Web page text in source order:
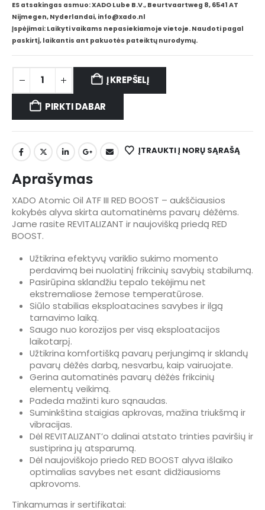
ES atsakingas asmuo: XADO Lube B.V., Beurtvaartweg 8, 6541 AT
Nijmegen, Nyderlandai, info@xado.nl
Įspėjimai: Laikyti vaikams nepasiekiamoje vietoje. Naudoti pagal
paskirtį, laikantis ant pakuotės pateiktų nurodymų.
Į KREPŠELĮ
PIRKTI DABAR
ĮTRAUKTI Į NORŲ SĄRAŠĄ
Aprašymas
XADO Atomic Oil ATF III RED BOOST – aukščiausios
kokybės alyva skirta automatinėms pavarų dėžėms.
Jame rasite REVITALIZANT ir naujovišką priedą RED
BOOST.
Užtikrina efektyvų variklio sukimo momento
perdavimą bei nuolatinį frikcinių savybių stabilumą.
Pasirūpina sklandžiu tepalo tekėjimu net
ekstremaliose žemose temperatūrose.
Siūlo stabilias eksploatacines savybes ir ilgą
tarnavimo laiką.
Saugo nuo korozijos per visą eksploatacijos
laikotarpį.
Užtikrina komfortišką pavarų perjungimą ir sklandų
pavarų dėžės darbą, nesvarbu, kaip vairuojate.
Gerina automatinės pavarų dėžės frikcinių
elementų veikimą.
Padeda mažinti kuro sąnaudas.
Suminkština staigias apkrovas, mažina triukšmą ir
vibracijas.
Dėl REVITALIZANT’o dalinai atstato trinties paviršių ir
sustiprina jų atsparumą.
Dėl naujoviškojo priedo RED BOOST alyva išlaiko
optimalias savybes net esant didžiausioms
apkrovoms.
Tinkamumas ir sertifikatai: